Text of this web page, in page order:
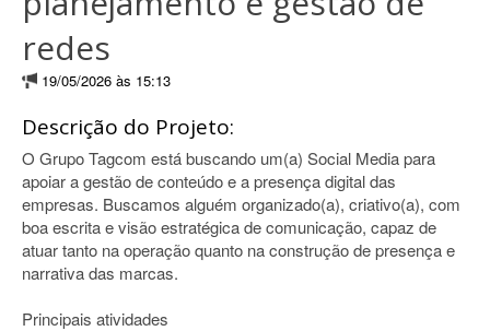
redes
19/05/2026 às 15:13
Descrição do Projeto:
O Grupo Tagcom está buscando um(a) Social Media para
apoiar a gestão de conteúdo e a presença digital das
empresas. Buscamos alguém organizado(a), criativo(a), com
boa escrita e visão estratégica de comunicação, capaz de
atuar tanto na operação quanto na construção de presença e
narrativa das marcas.
Principais atividades